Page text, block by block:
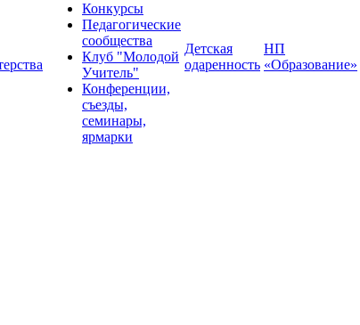
Конкурсы
Педагогические
сообщества
Клуб "Молодой
Учитель"
Конференции,
съезды,
семинары,
ярмарки
Детская
одаренность
НП
«Образование»